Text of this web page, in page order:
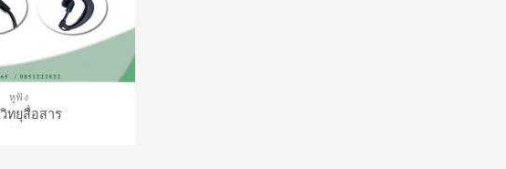
หูฟัง
ทยุสื่อสาร